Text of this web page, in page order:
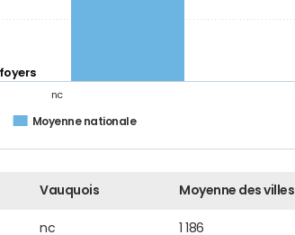
Moyenne nationale
nc
Vauquois Moyenne des villes
nc 1 186